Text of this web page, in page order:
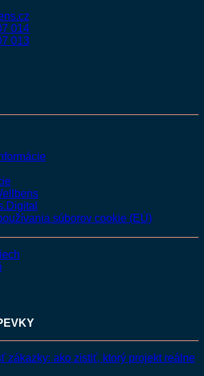
014
013
súborov cookie (EÚ)
zákazky: ako zistiť, ktorý projekt reálne